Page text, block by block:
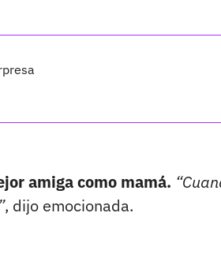
amiga como mamá.
, dijo emocionada.